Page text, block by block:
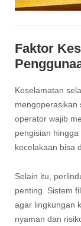
Faktor
Keselamatan
mengoperasikan
operator wajib
pengisian
kecelakaan bisa
Selain itu,
penting. Sistem
agar lingkungan
nyaman dan